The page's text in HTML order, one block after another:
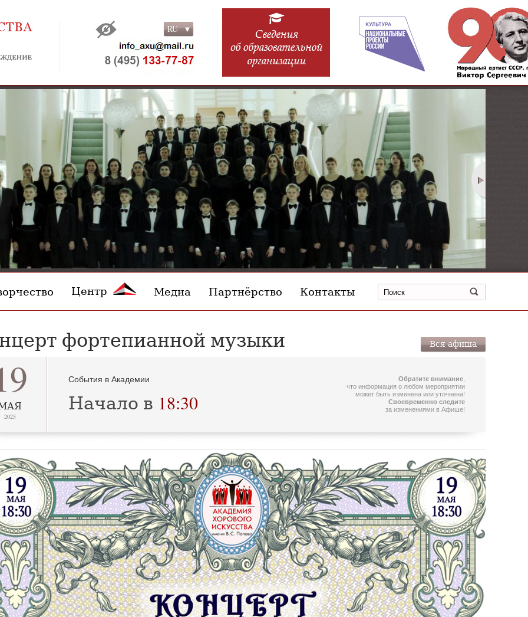
RU
RU
EN
Центр Медиа Партнёрство Контакты
фортепианной музыки Вся афиша
2025
События в Академии
Начало в 18:30
Обратите внимание
что информация о любом мероприятии
может быть изменена или уточнена!
Своевременно следите
за изменениями в Афише!